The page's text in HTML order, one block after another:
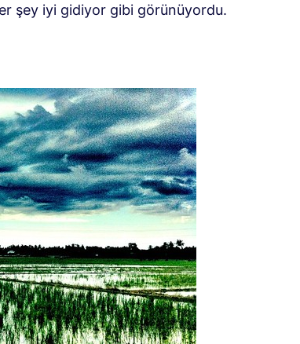
şey iyi gidiyor gibi görünüyordu.